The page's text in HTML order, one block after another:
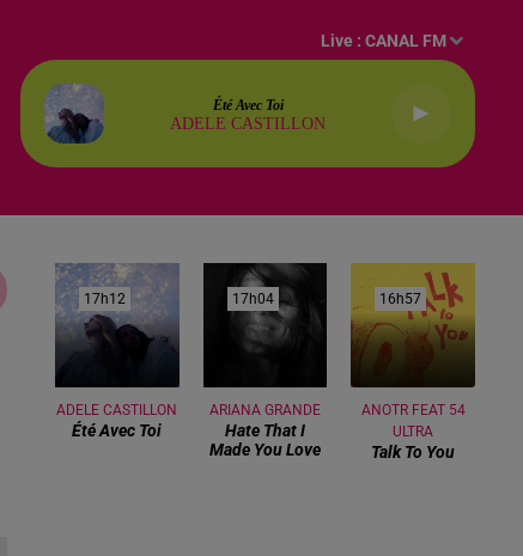
Live :CANAL FM
Été Avec Toi
ADELE CASTILLON
17h12
17h12
ADELE CASTILLON
Été Avec Toi
17h04
17h04
ARIANA GRANDE
Hate That I
Made You Love
16h57
16h57
ANOTR FEAT 54
ULTRA
Talk To You